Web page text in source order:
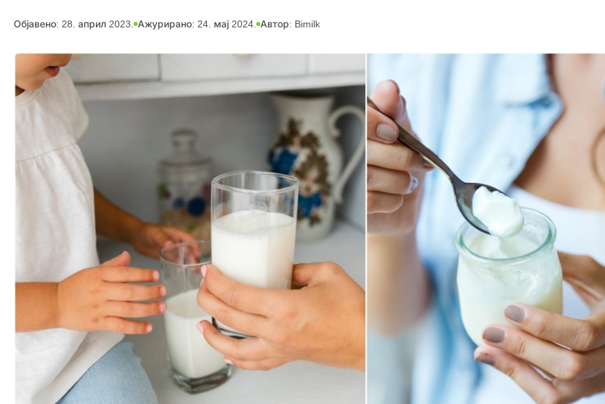
Објавено: 28. април 2023. Ажурирано: 24. мај 2024. Автор: Bimilk